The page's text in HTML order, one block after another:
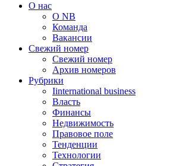
О нас
О NB
Команда
Вакансии
Свежий номер
Свежий номер
Архив номеров
Рубрики
Iinternational business
Власть
Финансы
Недвижимость
Правовое поле
Тенденции
Технологии